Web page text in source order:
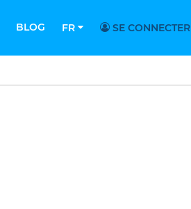
BLOG FR SE CONNECTER